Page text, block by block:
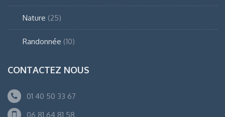
Nature (25)
Randonnée (10)
CONTACTEZ NOUS
01 40 50 33 67
06 81 64 81 58